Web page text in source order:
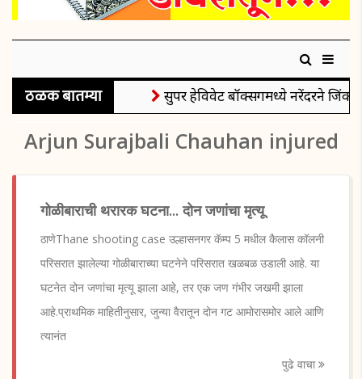
ठळक बातम्या सुपर हेविवेट बॉक्सिंगमध्ये नरेंदरने जिंकले
Arjun Surajbali Chauhan injured
गोळीबाराची थरारक घटना... दोन जणांचा मृत्यू
ठाणेThane shooting case उल्हासनगर कॅम्प 5 मधील कैलास कॉलनी
परिसरात झालेल्या गोळीबाराच्या घटनेने परिसरात खळबळ उडाली आहे. या
घटनेत दोन जणांचा मृत्यू झाला आहे, तर एक जण गंभीर जखमी झाला
आहे.प्राथमिक माहितीनुसार, जुन्या वैरातून दोन गट आमोरासमोर आले आणि
त्यानंत
पुढे वाचा